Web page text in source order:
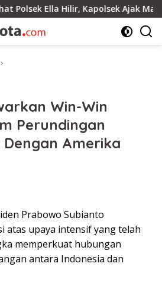
Ella Hilir, Kapolsek Ajak
Win-Win
Perundingan
Amerika
Prabowo Subianto
atas upaya intensif yang telah
memperkuat hubungan
antara Indonesia dan